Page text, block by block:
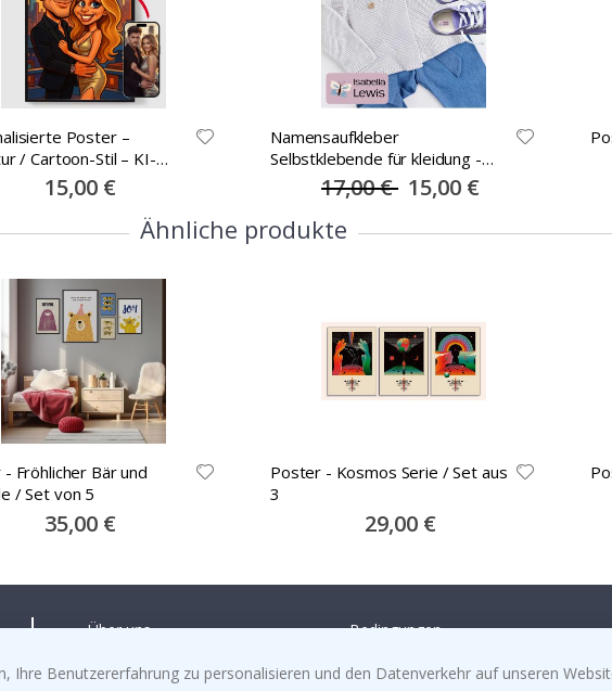
Poster –
/ Cartoon-Stil – KI-
Special
Price
15,00 €
Namensaufkleber
Selbstklebende für kleidung -
30x13mm -100 Stck
17,00 € Special
Price
15,00 €
Ähnliche produkte
Fröhlicher Bär und
/ Set von 5
Special
Price
35,00 €
Poster - Kosmos Serie / Set aus
3
Special
Price
29,00 €
Über uns
Bedingungen
Benutzererfahrung zu personalisieren und den Datenverkehr auf unseren